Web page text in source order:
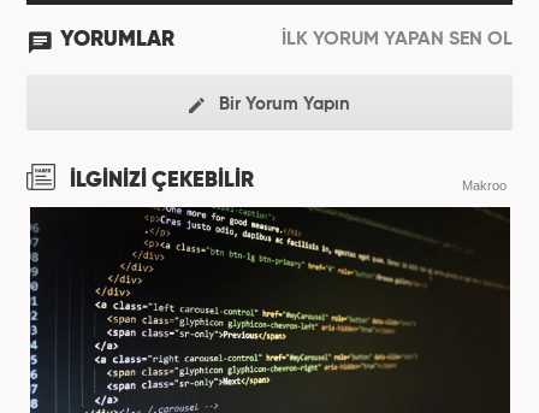
YORUMLAR İLK YORUM YAPAN SEN OL
Bir Yorum Yapın
İLGİNİZİ ÇEKEBİLİR Makroo